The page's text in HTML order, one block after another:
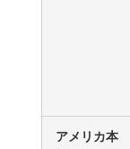
アメリカ本